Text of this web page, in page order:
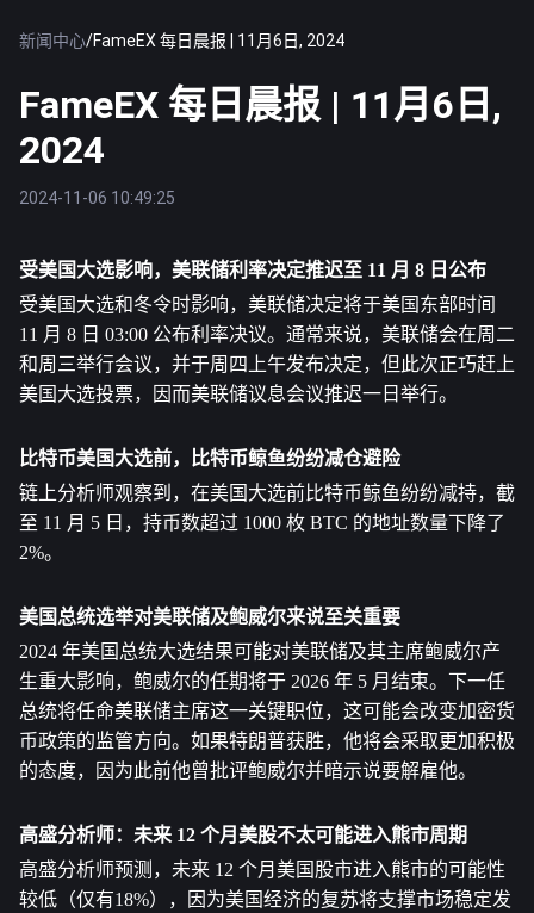
新闻中心/FameEX 每日晨报 | 11月6日, 2024
FameEX 每日晨报 | 11月6日,
2024
2024-11-06 10:49:25
受美国大选影响，美联储利率决定推迟至 11 月 8 日公布
受美国大选和冬令时影响，美联储决定将于美国东部时间
11 月 8 日 03:00 公布利率决议。通常来说，美联储会在周二
和周三举行会议，并于周四上午发布决定，但此次正巧赶上
美国大选投票，因而美联储议息会议推迟一日举行。
比特币美国大选前，比特币鲸鱼纷纷减仓避险
链上分析师观察到，在美国大选前比特币鲸鱼纷纷减持，截
至 11 月 5 日，持币数超过 1000 枚 BTC 的地址数量下降了
2%。
美国总统选举对美联储及鲍威尔来说至关重要
2024 年美国总统大选结果可能对美联储及其主席鲍威尔产
生重大影响，鲍威尔的任期将于 2026 年 5 月结束。下一任
总统将任命美联储主席这一关键职位，这可能会改变加密货
币政策的监管方向。如果特朗普获胜，他将会采取更加积极
的态度，因为此前他曾批评鲍威尔并暗示说要解雇他。
高盛分析师：未来 12 个月美股不太可能进入熊市周期
高盛分析师预测，未来 12 个月美国股市进入熊市的可能性
较低（仅有18%），因为美国经济的复苏将支撑市场稳定发